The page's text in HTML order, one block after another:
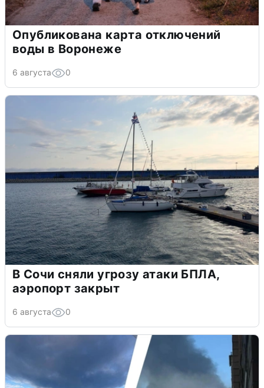
Опубликована карта отключений
воды в Воронеже
6 августа 0
В Сочи сняли угрозу атаки БПЛА,
аэропорт закрыт
6 августа 0